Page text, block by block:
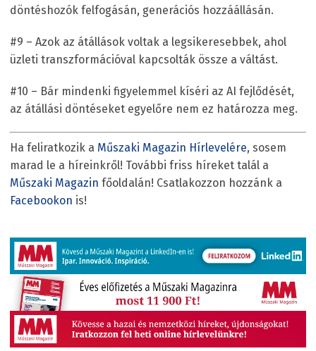
döntéshozók felfogásán, generációs hozzáállásán.
#9 – Azok az átállások voltak a legsikeresebbek, ahol
üzleti transzformációval kapcsolták össze a váltást.
#10 – Bár mindenki figyelemmel kíséri az AI fejlődését,
az átállási döntéseket egyelőre nem ez határozza meg.
Ha feliratkozik a Műszaki Magazin Hírlevelére, sosem
marad le a híreinkről! További friss híreket talál a
Műszaki Magazin főoldalán! Csatlakozzon hozzánk a
Facebookon is!